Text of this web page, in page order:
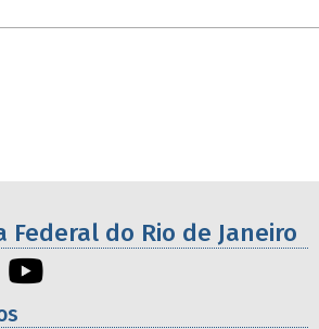
Federal do Rio de Janeiro